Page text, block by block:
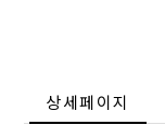
상세페이지